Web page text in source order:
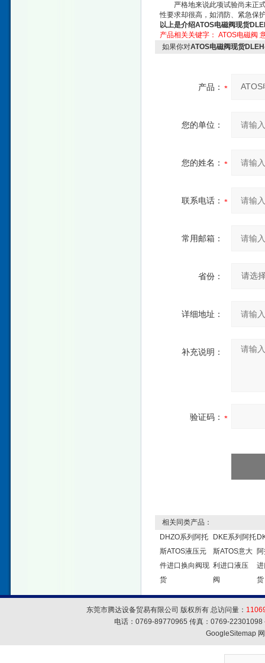
严格地来说此项试验尚未正式
性要求却很高，如消防、紧急保
以上是介绍ATOS电磁阀现货
产品相关关键字： ATOS电磁阀
如果你对ATOS电磁阀现货
产品：
您的单位：
您的姓名：
联系电话：
常用邮箱：
省份：
详细地址：
补充说明：
验证码：
相关同类产品：
DHZO系列阿托
斯ATOS液压元
件进口换向阀现
货
DKE系列阿托
斯ATOS意大
利进口液压
阀
货
东莞市腾达设备贸易有限公司 版权所有 总访问量：
电话：0769-89770965 传真：0769-
GoogleSitemap网